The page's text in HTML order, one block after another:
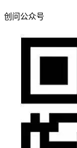
创问公众号